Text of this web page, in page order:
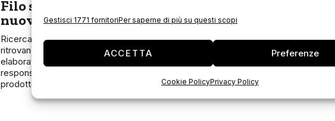
Gestisci 1771 fornitoriPer saperne di più su questi scopi
ACCETTA Preferenze
Cookie PolicyPrivacy Policy
Filo si prepara a una
nuova edizione
Ricerca del bello e della raffinatezza si
ritrovano nelle proposte prodotto
elaborate da Gianni Bologna,
responsabile creatività e sviluppo
prodotto di FILO, che si terrà il 5 e il 6
Si ispira a concretezza, professionalità
di Filo, in programma al Centro
Congressi “Le Stelline” di Milano nei
giorni 9-10 ottobre. “Consideriamo i
‘primi’ venti anni